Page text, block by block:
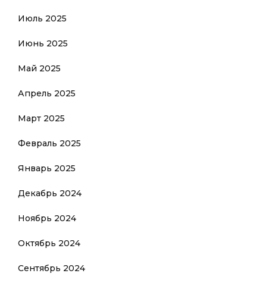
Июль 2025
Июнь 2025
Май 2025
Апрель 2025
Март 2025
Февраль 2025
Январь 2025
Декабрь 2024
Ноябрь 2024
Октябрь 2024
Сентябрь 2024